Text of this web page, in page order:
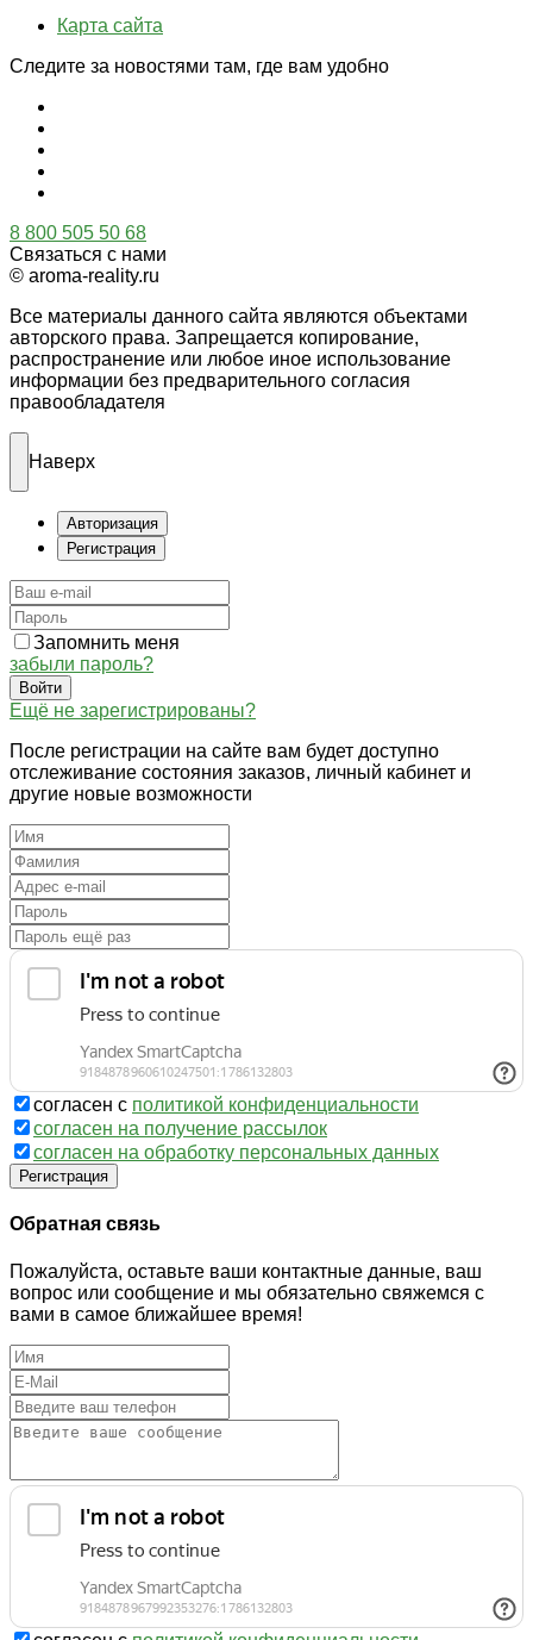
Карта сайта
Следите за новостями там, где вам удобно
8 800 505 50 68
Связаться с нами
© aroma-reality.ru
Все материалы данного сайта являются объектами
авторского права. Запрещается копирование,
распространение или любое иное использование
информации без предварительного согласия
правообладателя
Наверх
Авторизация
Регистрация
Запомнить меня
забыли пароль?
Войти
Ещё не зарегистрированы?
После регистрации на сайте вам будет доступно
отслеживание состояния заказов, личный кабинет и
другие новые возможности
согласен с политикой конфиденциальности
согласен на получение рассылок
согласен на обработку персональных данных
Регистрация
Обратная связь
Пожалуйста, оставьте ваши контактные данные, ваш
вопрос или сообщение и мы обязательно свяжемся с
вами в самое ближайшее время!